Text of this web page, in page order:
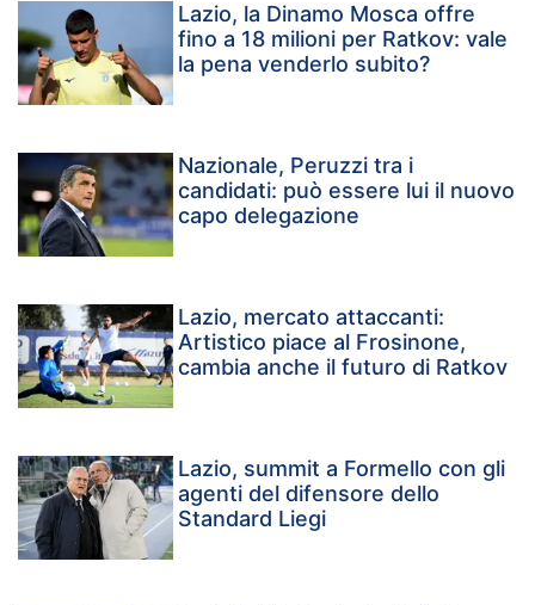
Lazio, la Dinamo Mosca offre
fino a 18 milioni per Ratkov: vale
la pena venderlo subito?
Nazionale, Peruzzi tra i
candidati: può essere lui il nuovo
capo delegazione
Lazio, mercato attaccanti:
Artistico piace al Frosinone,
cambia anche il futuro di Ratkov
Lazio, summit a Formello con gli
agenti del difensore dello
Standard Liegi